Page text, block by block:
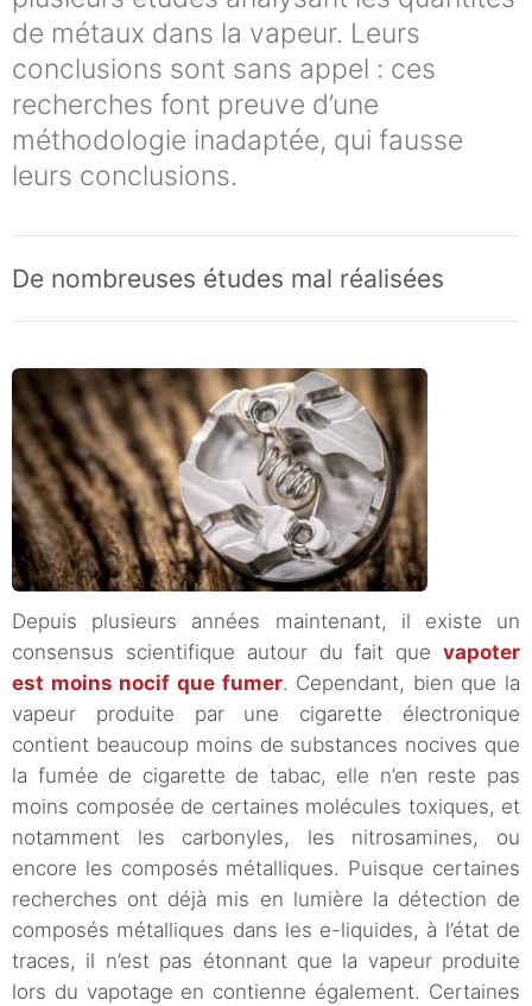
de métaux dans la vapeur. Leurs
conclusions sont sans appel : ces
recherches font preuve d’une
méthodologie inadaptée, qui fausse
leurs conclusions.
De nombreuses études mal réalisées
Depuis plusieurs années maintenant, il existe un
consensus scientifique autour du fait que vapoter
est moins nocif que fumer. Cependant, bien que la
vapeur produite par une cigarette électronique
contient beaucoup moins de substances nocives que
la fumée de cigarette de tabac, elle n’en reste pas
moins composée de certaines molécules toxiques, et
notamment les carbonyles, les nitrosamines, ou
encore les composés métalliques. Puisque certaines
recherches ont déjà mis en lumière la détection de
composés métalliques dans les e-liquides, à l’état de
traces, il n’est pas étonnant que la vapeur produite
lors du vapotage en contienne également. Certaines